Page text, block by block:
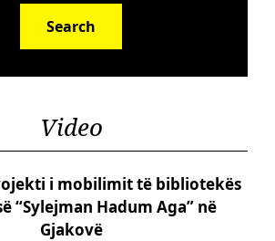
Search
Video
i mobilimit të bibliotekës
“Sylejman Hadum Aga” në
Gjakovë